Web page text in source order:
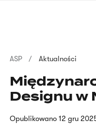
Ścieżka
nawigacyjna
ASP Aktualności
Designu w
Opublikowano 12 gru